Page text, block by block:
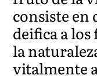
consiste en
deifica a
la
vitalmente